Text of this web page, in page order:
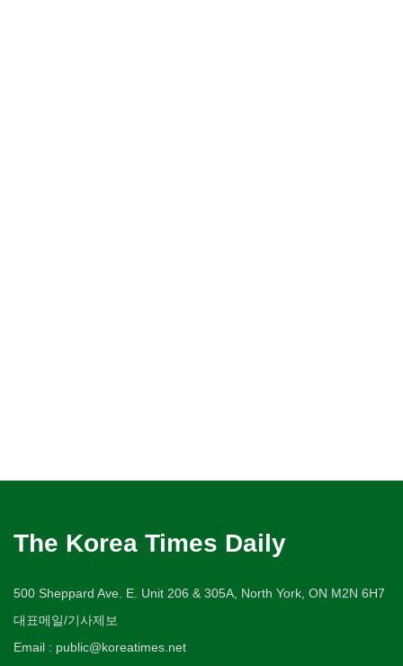
The Korea Times Daily
500 Sheppard Ave. E. Unit 206 & 305A, North York, ON M2N 6H7
대표메일/기사제보
Email : public@koreatimes.net